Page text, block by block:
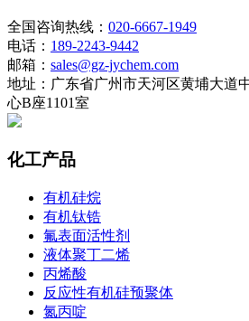
全国咨询热线： 020-6667-1949
电话： 189-2243-9442
邮箱： sales@gz-jychem.com
地址：广东省广州市天河区黄埔大道
心B座1101室
化工产品
有机硅烷
有机钛锆
氟表面活性剂
液体聚丁二烯
丙烯酸
反应性有机硅预聚体
氮丙啶